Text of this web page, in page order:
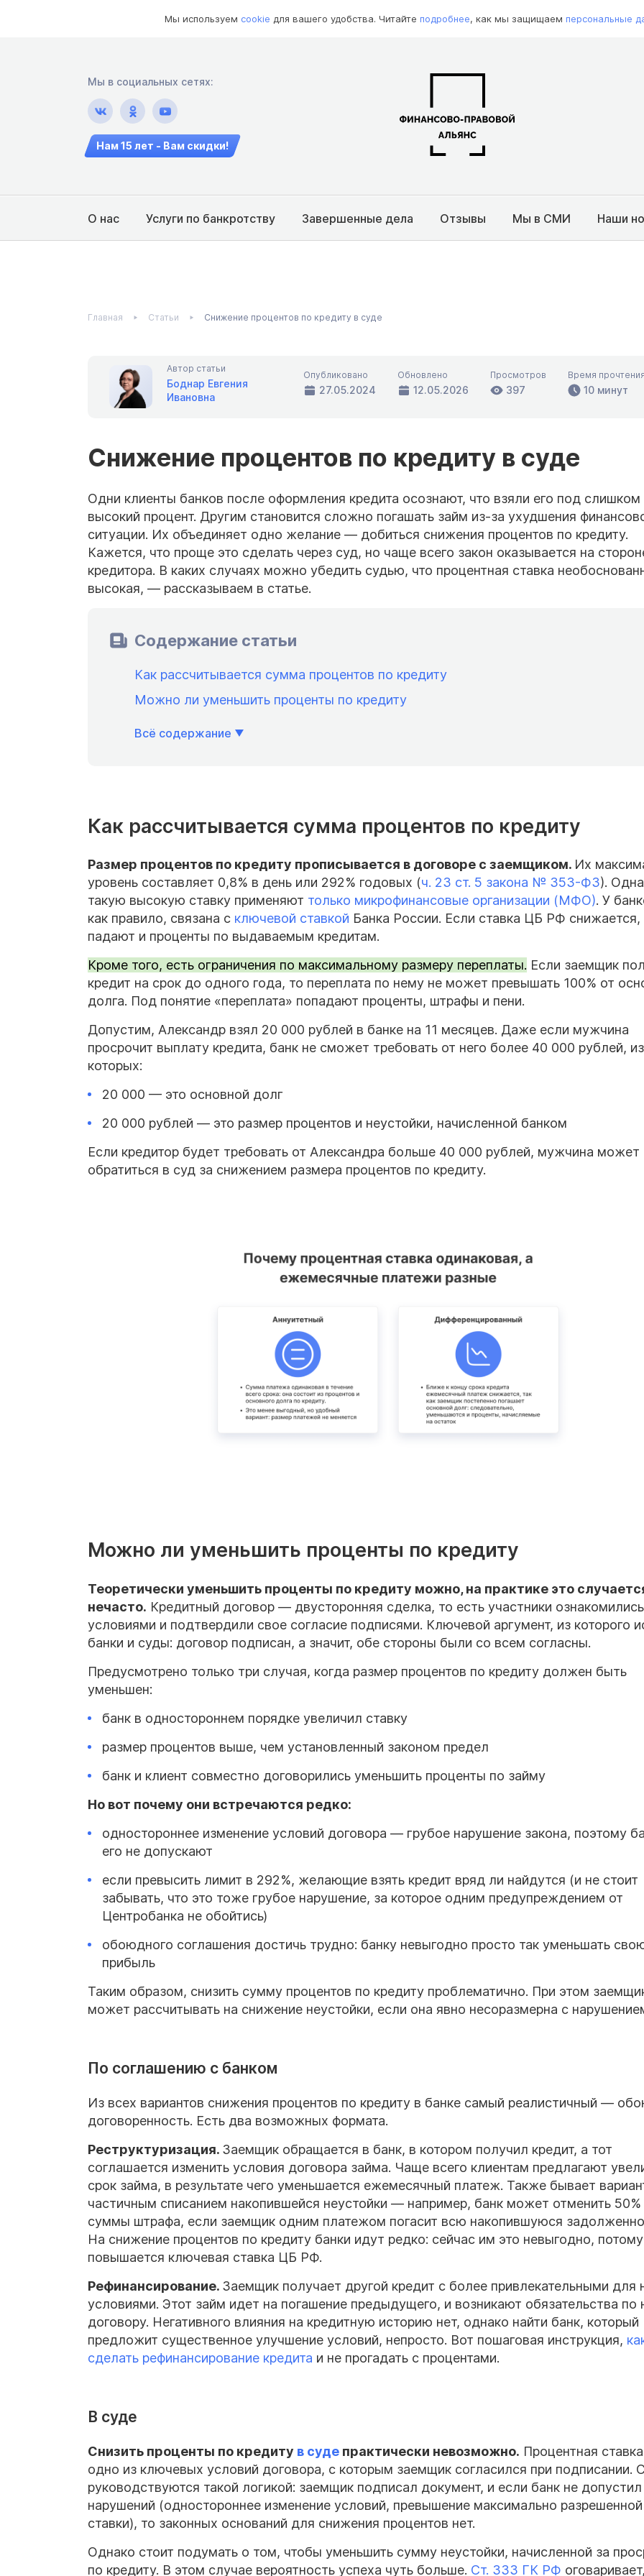
Мы используем cookie для вашего удобства. Читайте подробнее, как мы защищаем персональные
Мы в социальных сетях:
Нам 15 лет - Вам скидки!
О нас Услуги по банкротству Завершенные дела Отзывы Мы в СМИ Наши
Главная Статьи Снижение процентов по кредиту в суде
Автор статьи
Боднар Евгения
Ивановна
Опубликовано
27.05.2024
Обновлено
12.05.2026
Просмотров
397
Время
10 минут
Снижение процентов по кредиту в суде
Одни клиенты банков после оформления кредита осознают, что взяли его под слишком
высокий процент. Другим становится сложно погашать займ из-за ухудшения
ситуации. Их объединяет одно желание — добиться снижения процентов по кредиту.
Кажется, что проще это сделать через суд, но чаще всего закон оказывается на
кредитора. В каких случаях можно убедить судью, что процентная ставка
высокая, — рассказываем в статье.
Содержание статьи
Как рассчитывается сумма процентов по кредиту
Можно ли уменьшить проценты по кредиту
Всё содержание
Как рассчитывается сумма процентов по кредиту
Размер процентов по кредиту прописывается в договоре с заемщиком. Их
уровень составляет 0,8% в день или 292% годовых (ч. 23 ст. 5 закона № 353-ФЗ).
такую высокую ставку применяют только микрофинансовые организации (МФО). У
как правило, связана с ключевой ставкой Банка России. Если ставка ЦБ РФ снижается,
падают и проценты по выдаваемым кредитам.
Кроме того, есть ограничения по максимальному размеру переплаты. Если заемщик
кредит на срок до одного года, то переплата по нему не может превышать 100% от
долга. Под понятие «переплата» попадают проценты, штрафы и пени.
Допустим, Александр взял 20 000 рублей в банке на 11 месяцев. Даже если мужчина
просрочит выплату кредита, банк не сможет требовать от него более 40 000 рублей, из
которых:
20 000 — это основной долг
20 000 рублей — это размер процентов и неустойки, начисленной банком
Если кредитор будет требовать от Александра больше 40 000 рублей, мужчина может
обратиться в суд за снижением размера процентов по кредиту.
Можно ли уменьшить проценты по кредиту
Теоретически уменьшить проценты по кредиту можно, на практике это
нечасто. Кредитный договор — двусторонняя сделка, то есть участники
условиями и подтвердили свое согласие подписями. Ключевой аргумент, из которого
банки и суды: договор подписан, а значит, обе стороны были со всем согласны.
Предусмотрено только три случая, когда размер процентов по кредиту должен быть
уменьшен:
банк в одностороннем порядке увеличил ставку
размер процентов выше, чем установленный законом предел
банк и клиент совместно договорились уменьшить проценты по займу
Но вот почему они встречаются редко:
одностороннее изменение условий договора — грубое нарушение закона, поэтому
его не допускают
если превысить лимит в 292%, желающие взять кредит вряд ли найдутся (и не стоит
забывать, что это тоже грубое нарушение, за которое одним предупреждением от
Центробанка не обойтись)
обоюдного соглашения достичь трудно: банку невыгодно просто так уменьшать
прибыль
Таким образом, снизить сумму процентов по кредиту проблематично. При этом
может рассчитывать на снижение неустойки, если она явно несоразмерна с
По соглашению с банком
Из всех вариантов снижения процентов по кредиту в банке самый реалистичный —
договоренность. Есть два возможных формата.
Реструктуризация. Заемщик обращается в банк, в котором получил кредит, а тот
соглашается изменить условия договора займа. Чаще всего клиентам предлагают
срок займа, в результате чего уменьшается ежемесячный платеж. Также бывает
частичным списанием накопившейся неустойки — например, банк может отменить 50%
суммы штрафа, если заемщик одним платежом погасит всю накопившуюся
На снижение процентов по кредиту банки идут редко: сейчас им это невыгодно,
повышается ключевая ставка ЦБ РФ.
Рефинансирование. Заемщик получает другой кредит с более привлекательными для
условиями. Этот займ идет на погашение предыдущего, и возникают обязательства по
договору. Негативного влияния на кредитную историю нет, однако найти банк, который
предложит существенное улучшение условий, непросто. Вот пошаговая инструкция,
сделать рефинансирование кредита и не прогадать с процентами.
В суде
Снизить проценты по кредиту в суде практически невозможно. Процентная
одно из ключевых условий договора, с которым заемщик согласился при подписании.
руководствуются такой логикой: заемщик подписал документ, и если банк не допустил
нарушений (одностороннее изменение условий, превышение максимально разрешенной
ставки), то законных оснований для снижения процентов нет.
Однако стоит подумать о том, чтобы уменьшить сумму неустойки, начисленной за
по кредиту. В этом случае вероятность успеха чуть больше. Ст. 333 ГК РФ